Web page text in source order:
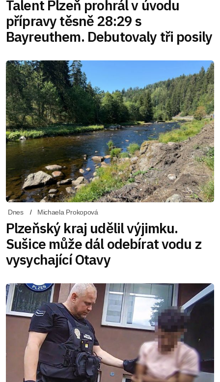
Talent Plzeň prohrál v úvodu
přípravy těsně 28:29 s
Bayreuthem. Debutovaly tři posily
Dnes Michaela Prokopová
Plzeňský kraj udělil výjimku.
Sušice může dál odebírat vodu z
vysychající Otavy